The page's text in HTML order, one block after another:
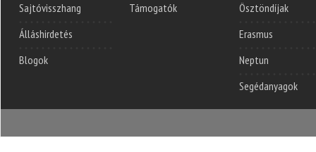
Sajtóvisszhang
Álláshirdetés
Blogok
Támogatók
Ösztöndíjak
Erasmus
Neptun
Segédanyagok